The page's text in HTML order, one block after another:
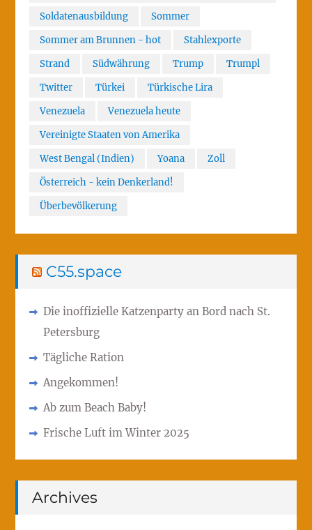
Soldatenausbildung
Sommer
Sommer am Brunnen - hot
Stahlexporte
Strand
Südwährung Trump
Trumpl
Twitter
Türkei
Türkische Lira
Venezuela
Venezuela heute
Vereinigte Staaten von Amerika
West Bengal (Indien)
Yoana
Zoll
Österreich - kein Denkerland!
Überbevölkerung
C55.space
Die inoffizielle Katzenparty an Bord nach St.
Petersburg
Tägliche Ration
Angekommen!
Ab zum Beach Baby!
Frische Luft im Winter 2025
Archives